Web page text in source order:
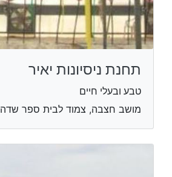
תחנת ניסיונות יאיר
טבע ובעלי חיים
מושב חצבה, צמוד לבית ספר שדה